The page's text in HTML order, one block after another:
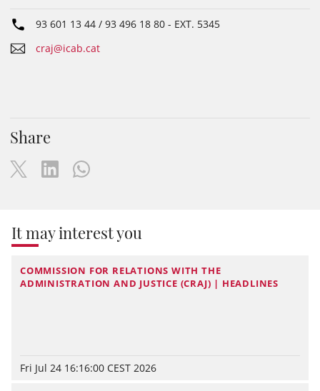
93 601 13 44 / 93 496 18 80 - EXT. 5345
craj@icab.cat
Share
It may interest you
COMMISSION FOR RELATIONS WITH THE
ADMINISTRATION AND JUSTICE (CRAJ) | HEADLINES
Fri Jul 24 16:16:00 CEST 2026